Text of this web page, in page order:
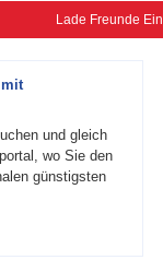
Lade Freunde Ein
und gleich
wo Sie den
günstigsten